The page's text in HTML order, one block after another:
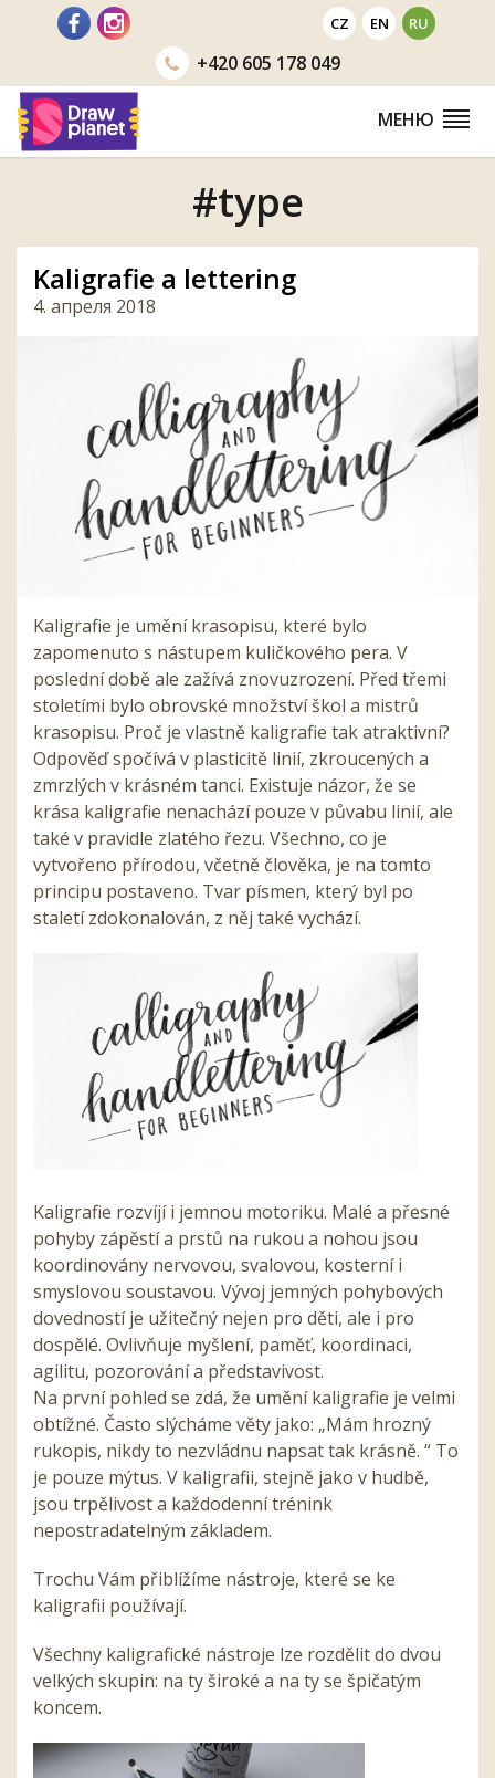
Перейти CZ EN RU
+420605 178 049
МЕНЮ
#type
Kaligrafie a lettering
4. апреля 2018
Kaligrafie je umění krasopisu, které bylo
zapomenuto s nástupem kuličkového pera. V
poslední době ale zažívá znovuzrození. Před třemi
stoletími bylo obrovské množství škol a mistrů
krasopisu. Proč je vlastně kaligrafie tak atraktivní?
Odpověď spočívá v plasticitě linií, zkroucených a
zmrzlých v krásném tanci. Existuje názor, že se
krása kaligrafie nenachází pouze v půvabu linií, ale
také v pravidle zlatého řezu. Všechno, co je
vytvořeno přírodou, včetně člověka, je na tomto
principu postaveno. Tvar písmen, který byl po
staletí zdokonalován, z něj také vychází.
Kaligrafie rozvíjí i jemnou motoriku. Malé a přesné
pohyby zápěstí a prstů na rukou a nohou jsou
koordinovány nervovou, svalovou, kosterní i
smyslovou soustavou. Vývoj jemných pohybových
dovedností je užitečný nejen pro děti, ale i pro
dospělé. Ovlivňuje myšlení, paměť, koordinaci,
agilitu, pozorování a představivost.
Na první pohled se zdá, že umění kaligrafie je velmi
obtížné. Často slýcháme věty jako: „Mám hrozný
rukopis, nikdy to nezvládnu napsat tak krásně. “ To
je pouze mýtus. V kaligrafii, stejně jako v hudbě,
jsou trpělivost a každodenní trénink
nepostradatelným základem.
Trochu Vám přiblížíme nástroje, které se ke
kaligrafii používají.
Všechny kaligrafické nástroje lze rozdělit do dvou
velkých skupin: na ty široké a na ty se špičatým
koncem.